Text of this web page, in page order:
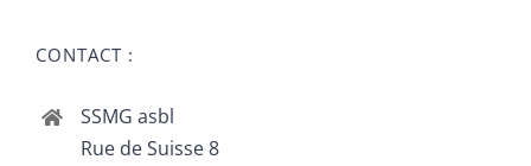
CONTACT :
SSMG asbl
Rue de Suisse 8